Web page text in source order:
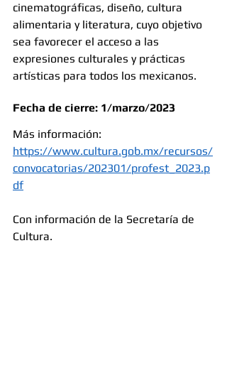
cinematográficas, diseño, cultura
alimentaria y literatura, cuyo objetivo
sea favorecer el acceso a las
expresiones culturales y prácticas
artísticas para todos los mexicanos.
Fecha de cierre: 1/marzo/2023
Más información:
https://www.cultura.gob.mx/recursos/
convocatorias/202301/profest_2023.p
df
Con información de la Secretaría de
Cultura.